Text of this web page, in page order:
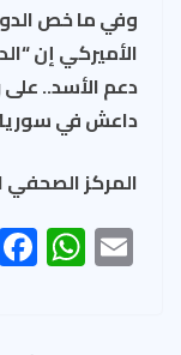
وفي ما خص
الأميركي إن
دعم الأسد..
داعش في
المركز
E
m
W
h